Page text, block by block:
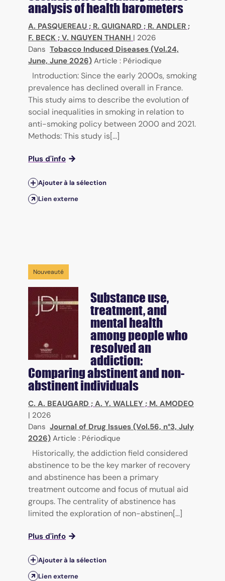
analysis of health barometers
A. PASQUEREAU ; R. GUIGNARD ; R. ANDLER ;
F. BECK ; V. NGUYEN THANH | 2026
Dans Tobacco Induced Diseases (Vol.24,
June, June 2026) Article : Périodique
Introduction: Since the early 2000s, smoking
prevalence has declined overall in France.
This study aims to describe the evolution of
social inequalities in smoking in relation to
anti-smoking policy between 2000 and 2021.
Methods: This study is[...]
Plus d'info
Ajouter à la sélection
Lien externe
Nouveauté
Substance use,
treatment, and
mental health
among people who
resolved an
addiction:
Comparing abstinent and non-
abstinent individuals
C. A. BEAUGARD ; A. Y. WALLEY ; M. AMODEO
| 2026
Dans Journal of Drug Issues (Vol.56, n°3, July
2026) Article : Périodique
Historically, the addiction field considered
abstinence to be the key marker of recovery
and abstinence has been a primary
treatment outcome and focus of mutual aid
groups. The centrality of abstinence has
limited the exploration of non-abstinen[...]
Plus d'info
Ajouter à la sélection
Lien externe